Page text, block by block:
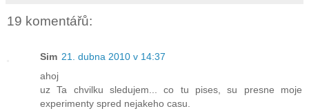
19 komentářů:
Sim 21. dubna 2010 v 14:37
ahoj
uz Ta chvilku sledujem... co tu pises, su presne moje
experimenty spred nejakeho casu.